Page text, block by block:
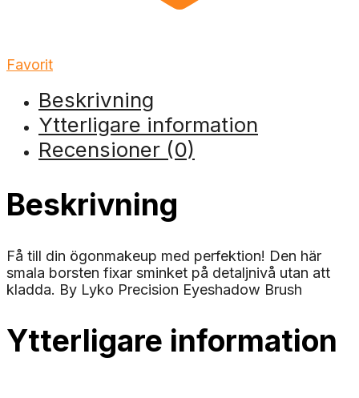
Favorit
Beskrivning
Ytterligare information
Recensioner (0)
Beskrivning
Få till din ögonmakeup med perfektion! Den här
smala borsten fixar sminket på detaljnivå utan att
kladda. By Lyko Precision Eyeshadow Brush
Ytterligare information